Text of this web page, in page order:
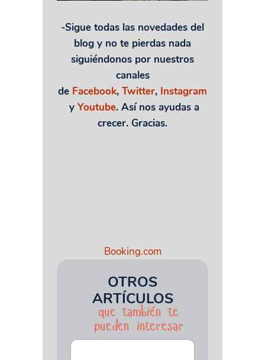
-Sigue todas las novedades del
blog y no te pierdas nada
siguiéndonos por nuestros
canales
de Facebook, Twitter, Instagram
y Youtube. Así nos ayudas a
crecer. Gracias.
Booking.com
OTROS
ARTÍCULOS
que también te
pueden interesar